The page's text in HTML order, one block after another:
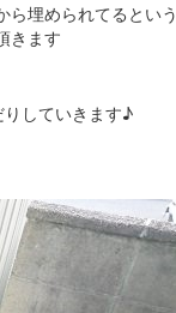
ら埋められてるという
きます
していきます♪